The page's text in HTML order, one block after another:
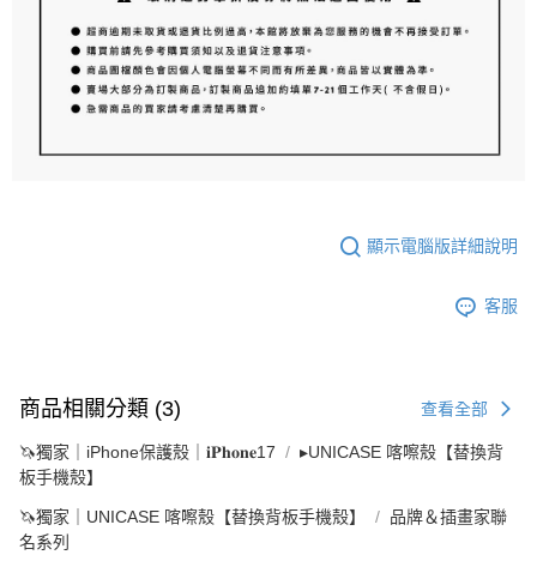
顯示電腦版詳細說明
客服
商品相關分類 (3) 查看全部
🦄獨家｜iPhone保護殼｜𝐢𝐏𝐡𝐨𝐧𝐞17
▸UNICASE 喀嚓殼【替換背
板手機殼】
🦄獨家｜UNICASE 喀嚓殼【替換背板手機殼】
品牌＆插畫家聯
名系列